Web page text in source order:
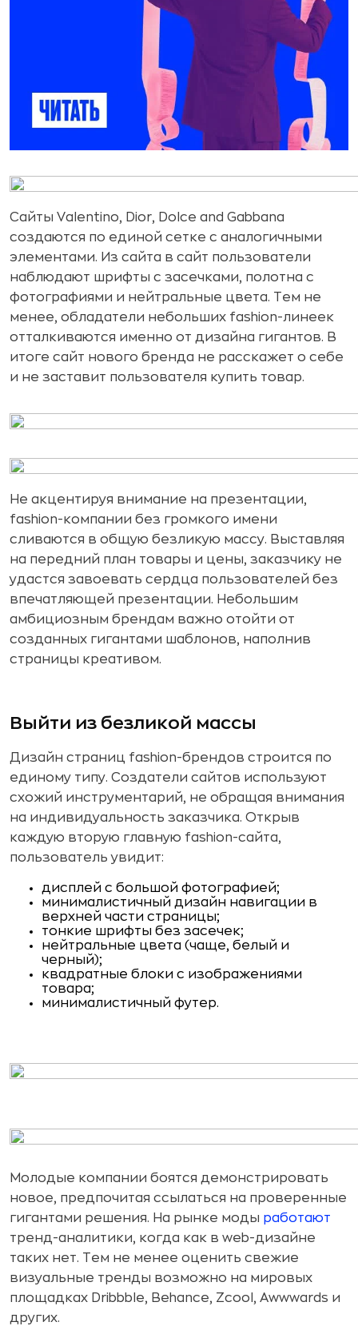
Сайты Valentino, Dior, Dolce and Gabbana
создаются по единой сетке с аналогичными
элементами. Из сайта в сайт пользователи
наблюдают шрифты с засечками, полотна с
фотографиями и нейтральные цвета. Тем не
менее, обладатели небольших fashion-линеек
отталкиваются именно от дизайна гигантов. В
итоге сайт нового бренда не расскажет о себе
и не заставит пользователя купить товар.
Не акцентируя внимание на презентации,
fashion-компании без громкого имени
сливаются в общую безликую массу. Выставляя
на передний план товары и цены, заказчику не
удастся завоевать сердца пользователей без
впечатляющей презентации. Небольшим
амбициозным брендам важно отойти от
созданных гигантами шаблонов, наполнив
страницы креативом.
Выйти из безликой массы
Дизайн страниц fashion-брендов строится по
единому типу. Создатели сайтов используют
схожий инструментарий, не обращая внимания
на индивидуальность заказчика. Открыв
каждую вторую главную fashion-сайта,
пользователь увидит:
дисплей с большой фотографией;
минималистичный дизайн навигации в
верхней части страницы;
тонкие шрифты без засечек;
нейтральные цвета (чаще, белый и
черный);
квадратные блоки с изображениями
товара;
минималистичный футер.
Молодые компании боятся демонстрировать
новое, предпочитая ссылаться на проверенные
гигантами решения. На рынке моды работают
тренд-аналитики, когда как в web-дизайне
таких нет. Тем не менее оценить свежие
визуальные тренды возможно на мировых
площадках Dribbble, Behance, Zcool, Awwwards и
других.